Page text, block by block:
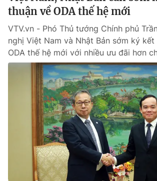
thuận về ODA thế hệ mới
VTV.vn - Phó Thủ tướng Chính phủ
nghị Việt Nam và Nhật Bản sớm ký
ODA thế hệ mới với nhiều ưu đãi hơn